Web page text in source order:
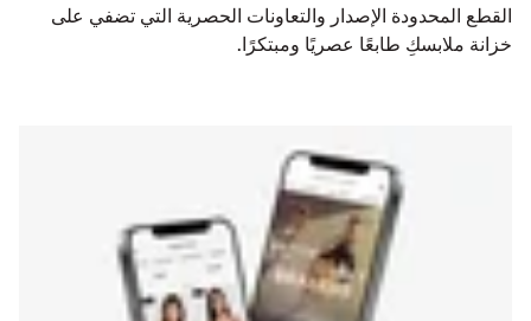
القطع المحدودة الإصدار والتعاونات الحصرية التي تضفي على
خزانة ملابسكِ طابعًا عصريًا ومبتكرًا.